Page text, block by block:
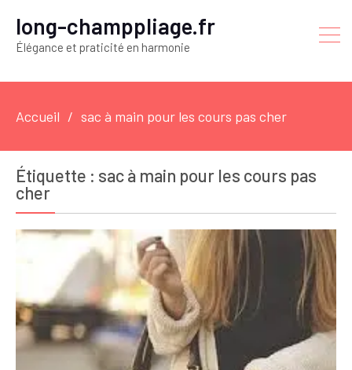
long-champpliage.fr
Élégance et praticité en harmonie
Accueil sac à main pour les cours pas cher
Étiquette : sac à main pour les cours pas
cher